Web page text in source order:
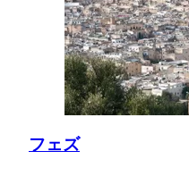
フェズ